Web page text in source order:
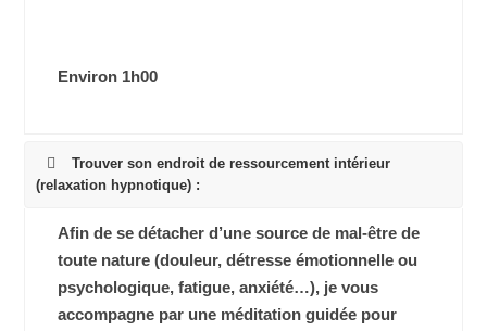
Environ 1h00
Trouver son endroit de ressourcement intérieur
(relaxation hypnotique) :
Afin de se détacher d’une source de mal-être de
toute nature (douleur, détresse émotionnelle ou
psychologique, fatigue, anxiété…), je vous
accompagne par une méditation guidée pour